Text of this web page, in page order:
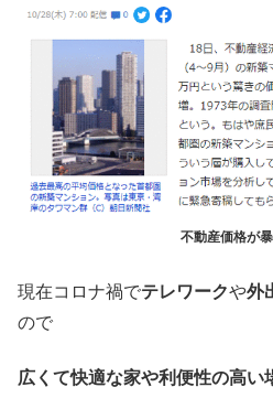
不動産価格が暴
現在コロナ禍でテレワークや外
ので
広くて快適な家や利便性の高い